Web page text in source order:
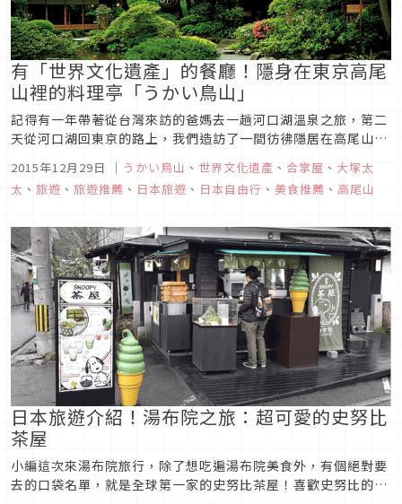
有「世界文化遺產」的餐廳！隱身在東京高尾
山裡的料理亭「うかい鳥山」
記得有一年帶著從台灣來訪的爸媽去一趟河口湖溫泉之旅，第二
天從河口湖回東京的路上，我們造訪了一間彷彿隱居在高尾山的
料理亭「うかい鳥山（ukai鳥山）」。在世界聞名的うかい亭集
團裡，有一間擁有世界文化遺產的餐廳，餐廳裡有一個登錄世界
文化遺產的合掌屋「越中五箇山の合掌造り」。伴著山中的夕
2015年12月29日 ｜ うかい鳥山 、 世界文化遺產 、 合掌屋 、 大塚太
太 、 旅遊 、 旅遊推薦 、 日本旅遊 、 日本自由行 、 美食推薦 、 高尾山
日本旅遊介紹！湯布院之旅：超可愛的史努比
茶屋
小編這次來湯布院旅行，除了想吃遍湯布院美食外，有個絕對要
去的口袋名單，就是全球第一家的史努比茶屋！喜歡史努比的